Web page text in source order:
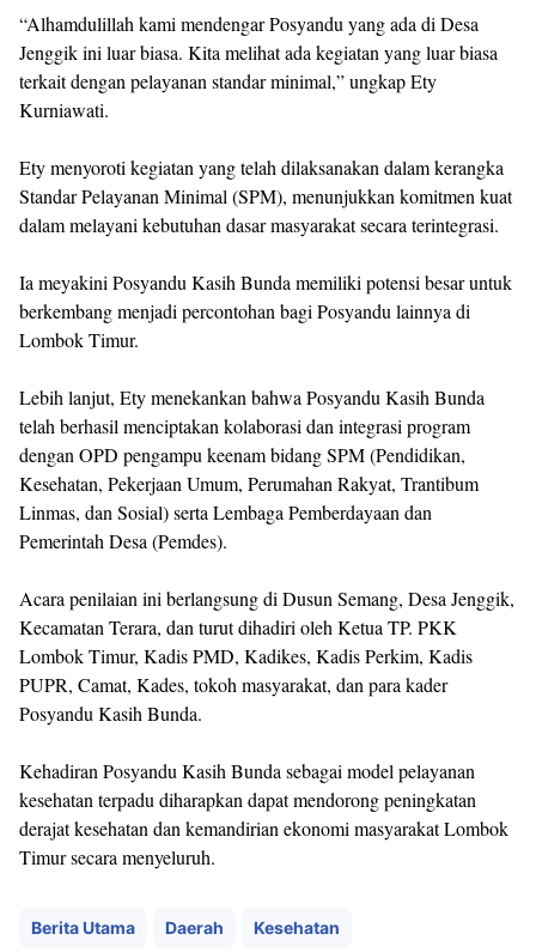
“Alhamdulillah kami mendengar Posyandu yang ada di Desa
Jenggik ini luar biasa. Kita melihat ada kegiatan yang luar biasa
terkait dengan pelayanan standar minimal,” ungkap Ety
Kurniawati.
Ety menyoroti kegiatan yang telah dilaksanakan dalam kerangka
Standar Pelayanan Minimal (SPM), menunjukkan komitmen kuat
dalam melayani kebutuhan dasar masyarakat secara terintegrasi.
Ia meyakini Posyandu Kasih Bunda memiliki potensi besar untuk
berkembang menjadi percontohan bagi Posyandu lainnya di
Lombok Timur.
Lebih lanjut, Ety menekankan bahwa Posyandu Kasih Bunda
telah berhasil menciptakan kolaborasi dan integrasi program
dengan OPD pengampu keenam bidang SPM (Pendidikan,
Kesehatan, Pekerjaan Umum, Perumahan Rakyat, Trantibum
Linmas, dan Sosial) serta Lembaga Pemberdayaan dan
Pemerintah Desa (Pemdes).
Acara penilaian ini berlangsung di Dusun Semang, Desa Jenggik,
Kecamatan Terara, dan turut dihadiri oleh Ketua TP. PKK
Lombok Timur, Kadis PMD, Kadikes, Kadis Perkim, Kadis
PUPR, Camat, Kades, tokoh masyarakat, dan para kader
Posyandu Kasih Bunda.
Kehadiran Posyandu Kasih Bunda sebagai model pelayanan
kesehatan terpadu diharapkan dapat mendorong peningkatan
derajat kesehatan dan kemandirian ekonomi masyarakat Lombok
Timur secara menyeluruh.
Berita Utama Daerah Kesehatan